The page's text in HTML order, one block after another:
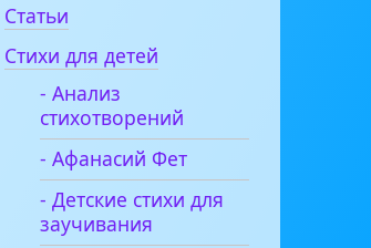
Статьи
Стихи для детей
- Анализ
стихотворений
- Афанасий Фет
- Детские стихи для
заучивания